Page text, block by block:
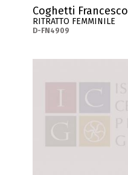
Coghetti Francesco
RITRATTO FEMMINILE
D-FN4909